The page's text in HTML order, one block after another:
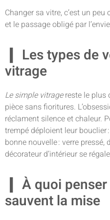
Changer sa vitre, c’est un
et le passage obligé par
Les types de
vitrage
Le simple vitragereste le plus
pièce sans fioritures.
réclament silence et chaleur.
trempé déploient leur bouclier
bonne nouvelle : verre
décorateur d’intérieur se
À quoi
sauvent la mise